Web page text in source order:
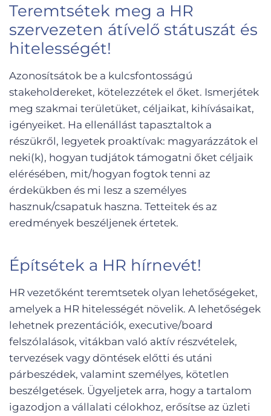
Teremtsétek meg a HR
szervezeten átívelő státuszát és
hitelességét!
Azonosítsátok be a kulcsfontosságú
stakeholdereket, kötelezzétek el őket. Ismerjétek
meg szakmai területüket, céljaikat, kihívásaikat,
igényeiket. Ha ellenállást tapasztaltok a
részükről, legyetek proaktívak: magyarázzátok el
neki(k), hogyan tudjátok támogatni őket céljaik
elérésében, mit/hogyan fogtok tenni az
érdekükben és mi lesz a személyes
hasznuk/csapatuk haszna. Tetteitek és az
eredmények beszéljenek értetek.
Építsétek a HR hírnevét!
HR vezetőként teremtsetek olyan lehetőségeket,
amelyek a HR hitelességét növelik. A lehetőségek
lehetnek prezentációk, executive/board
felszólalások, vitákban való aktív részvételek,
tervezések vagy döntések előtti és utáni
párbeszédek, valamint személyes, kötetlen
beszélgetések. Ügyeljetek arra, hogy a tartalom
igazodjon a vállalati célokhoz, erősítse az üzleti